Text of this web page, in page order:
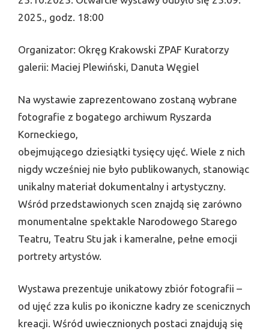
2025., godz. 18:00
Organizator: Okręg Krakowski ZPAF Kuratorzy
galerii: Maciej Plewiński, Danuta Węgiel
Na wystawie zaprezentowano zostaną wybrane
fotografie z bogatego archiwum Ryszarda
Korneckiego,
obejmującego dziesiątki tysięcy ujęć. Wiele z nich
nigdy wcześniej nie było publikowanych, stanowiąc
unikalny materiał dokumentalny i artystyczny.
Wśród przedstawionych scen znajdą się zarówno
monumentalne spektakle Narodowego Starego
Teatru, Teatru Stu jak i kameralne, pełne emocji
portrety artystów.
Wystawa prezentuje unikatowy zbiór fotografii –
od ujęć zza kulis po ikoniczne kadry ze scenicznych
kreacji. Wśród uwiecznionych postaci znajdują się